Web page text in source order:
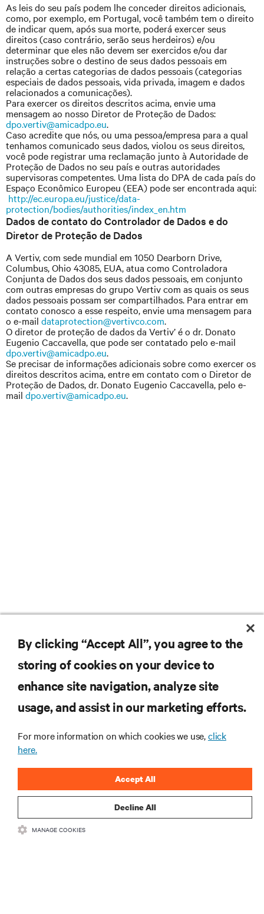
As leis do seu país podem lhe conceder direitos adicionais,
como, por exemplo, em Portugal, você também tem o direito
de indicar quem, após sua morte, poderá exercer seus
direitos (caso contrário, serão seus herdeiros) e/ou
determinar que eles não devem ser exercidos e/ou dar
instruções sobre o destino de seus dados pessoais em
relação a certas categorias de dados pessoais (categorias
especiais de dados pessoais, vida privada, imagem e dados
relacionados a comunicações).
Para exercer os direitos descritos acima, envie uma
mensagem ao nosso Diretor de Proteção de Dados:
dpo.vertiv@amicadpo.eu.
Caso acredite que nós, ou uma pessoa/empresa para a qual
tenhamos comunicado seus dados, violou os seus direitos,
você pode registrar uma reclamação junto à Autoridade de
Proteção de Dados no seu país e outras autoridades
supervisoras competentes. Uma lista do DPA de cada país do
Espaço Econômico Europeu (EEA) pode ser encontrada aqui:
http://ec.europa.eu/justice/data-
protection/bodies/authorities/index_en.htm
Dados de contato do Controlador de Dados e do
Diretor de Proteção de Dados
A Vertiv, com sede mundial em 1050 Dearborn Drive,
Columbus, Ohio 43085, EUA, atua como Controladora
Conjunta de Dados dos seus dados pessoais, em conjunto
com outras empresas do grupo Vertiv com as quais os seus
dados pessoais possam ser compartilhados. Para entrar em
contato conosco a esse respeito, envie uma mensagem para
o e-mail dataprotection@vertivco.com.
O diretor de proteção de dados da Vertiv’ é o dr. Donato
Eugenio Caccavella, que pode ser contatado pelo e-mail
dpo.vertiv@amicadpo.eu.
Se precisar de informações adicionais sobre como exercer os
direitos descritos acima, entre em contato com o Diretor de
Proteção de Dados, dr. Donato Eugenio Caccavella, pelo e-
mail dpo.vertiv@amicadpo.eu.
Inscreva-se para obter as últimas tendências em
mais importantes da indústria, com as discussões
mais recentes e insights de especialistas sobre
gerenciamento de infraestrutura e de data center.
By clicking “Accept All”, you agree to the
storing of cookies on your device to
enhance site navigation, analyze site
usage, and assist in our marketing efforts.
For more information on which cookies we use,click
here.
Decline All
Accept All
MANAGE COOKIES